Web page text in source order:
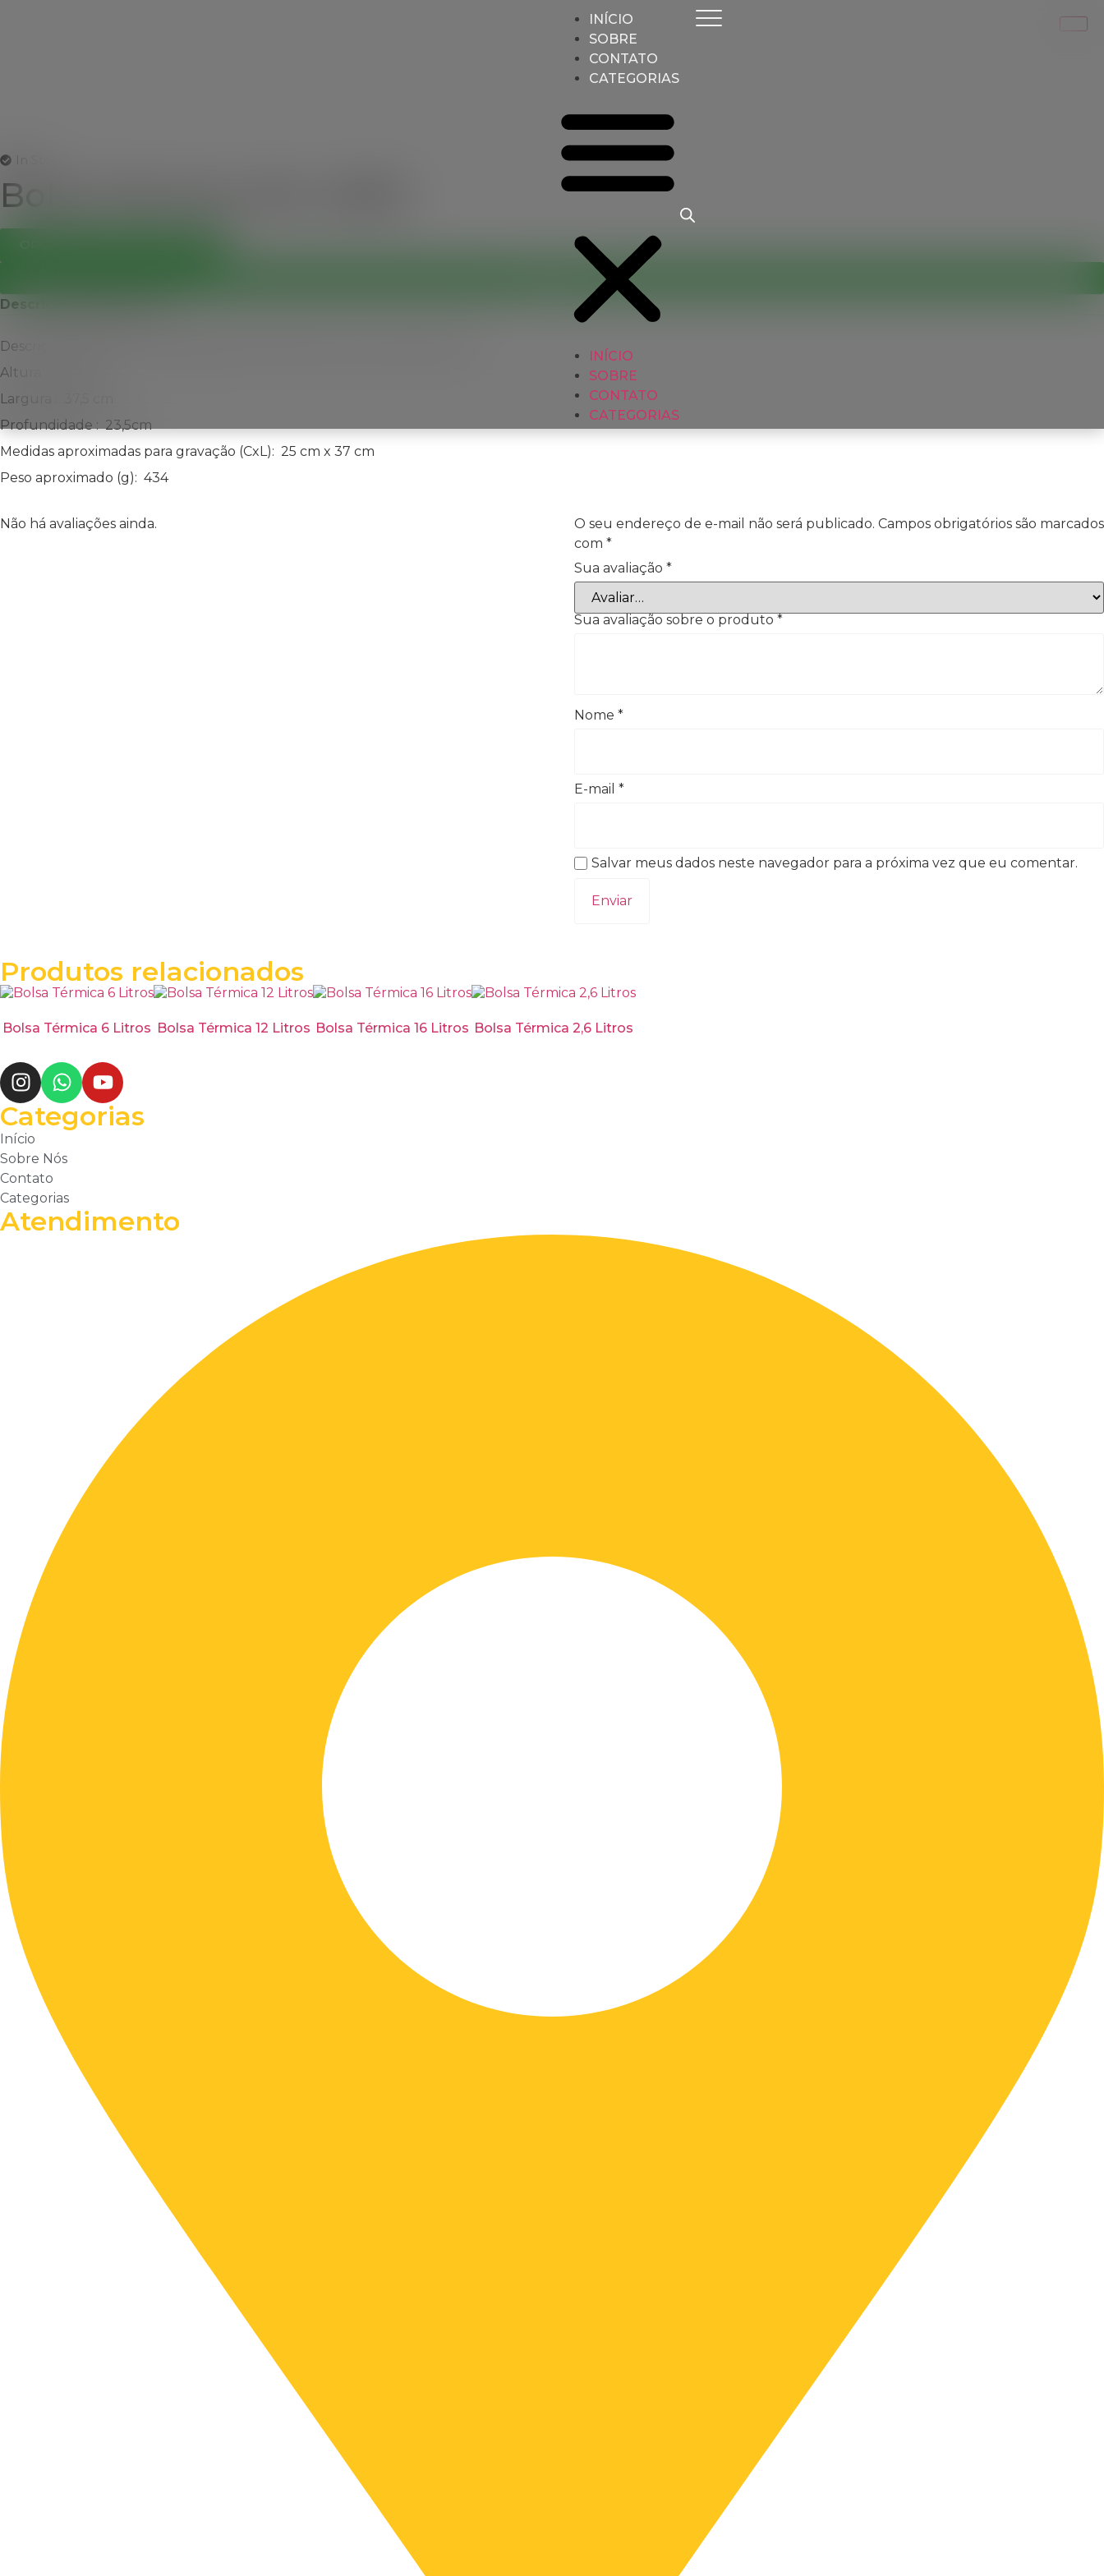
INÍCIO
SOBRE
CONTATO
CATEGORIAS
INÍCIO
SOBRE
CONTATO
CATEGORIAS
Bolsa Térmica 40L 420D
Descrição
Descrição:
Altura
Largura
Profundidade: 23,5cm
Medidas aproximadas para gravação (CxL): 25 cm x 37 cm
Peso aproximado (g): 434
Não há avaliações ainda. O seu endereço de e-mail não será publicado. Campos obrigatórios são marcados
com *
Sua avaliação *
Sua avaliação sobre o produto *
Nome *
E-mail *
Salvar meus dados neste navegador para a próxima vez que eu comentar.
Produtos relacionados
Bolsa Térmica 6 Litros Bolsa Térmica 12 Litros Bolsa Térmica 16 Litros Bolsa Térmica 2,6 Litros
Categorias
Início
Sobre Nós
Contato
Categorias
Atendimento